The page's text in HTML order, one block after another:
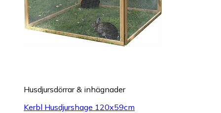
Husdjursdörrar & inhägnader
Kerbl Husdjurshage 120x59cm